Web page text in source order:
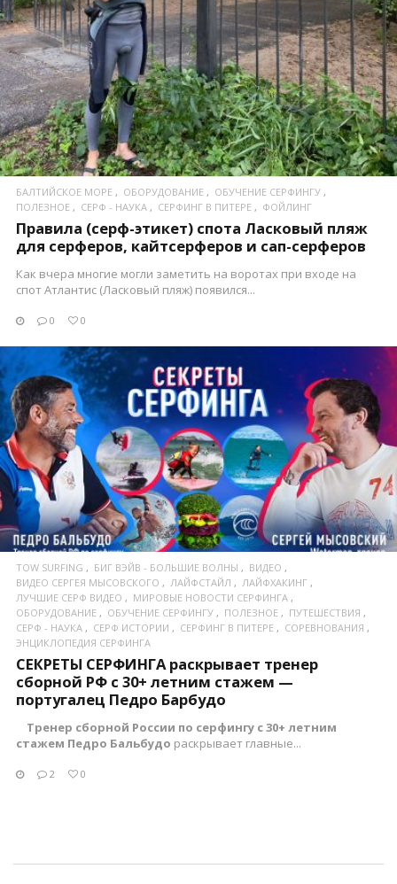
БАЛТИЙСКОЕ МОРЕ ОБОРУДОВАНИЕ
ОБУЧЕНИЕ СЕРФИНГУ
ПОЛЕЗНОЕ
СЕРФ - НАУКА СЕРФИНГ В ПИТЕРЕ ФОЙЛИНГ
Правила (серф-этикет) спота Ласковый пляж
для серферов, кайтсерферов и сап-серферов
Как вчера многие могли заметить на воротах при входе на
спот Атлантис (Ласковый пляж) появился...
0 0
ПОСМОТРЕТЬ
TOW SURFING БИГ ВЭЙВ - БОЛЬШИЕ ВОЛНЫ
ВИДЕО
ВИДЕО СЕРГЕЯ МЫСОВСКОГО
ЛАЙФСТАЙЛ
ЛАЙФХАКИНГ
ЛУЧШИЕ СЕРФ ВИДЕО
МИРОВЫЕ НОВОСТИ СЕРФИНГА
ОБОРУДОВАНИЕ
ОБУЧЕНИЕ СЕРФИНГУ ПОЛЕЗНОЕ
ПУТЕШЕСТВИЯ
СЕРФ - НАУКА
СЕРФ ИСТОРИИ СЕРФИНГ В ПИТЕРЕ
СОРЕВНОВАНИЯ
ЭНЦИКЛОПЕДИЯ СЕРФИНГА
СЕКРЕТЫ СЕРФИНГА раскрывает тренер
сборной РФ с 30+ летним стажем —
португалец Педро Барбудо
Тренер сборной России по серфингу с 30+ летним
стажем Педро Бальбудо раскрывает главные...
2 0